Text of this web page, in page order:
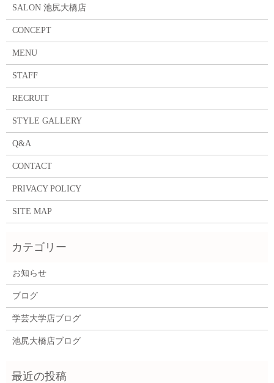
SALON 池尻大橋店
CONCEPT
MENU
STAFF
RECRUIT
STYLE GALLERY
Q&A
CONTACT
PRIVACY POLICY
SITE MAP
お知らせ
ブログ
学芸大学店ブログ
池尻大橋店ブログ